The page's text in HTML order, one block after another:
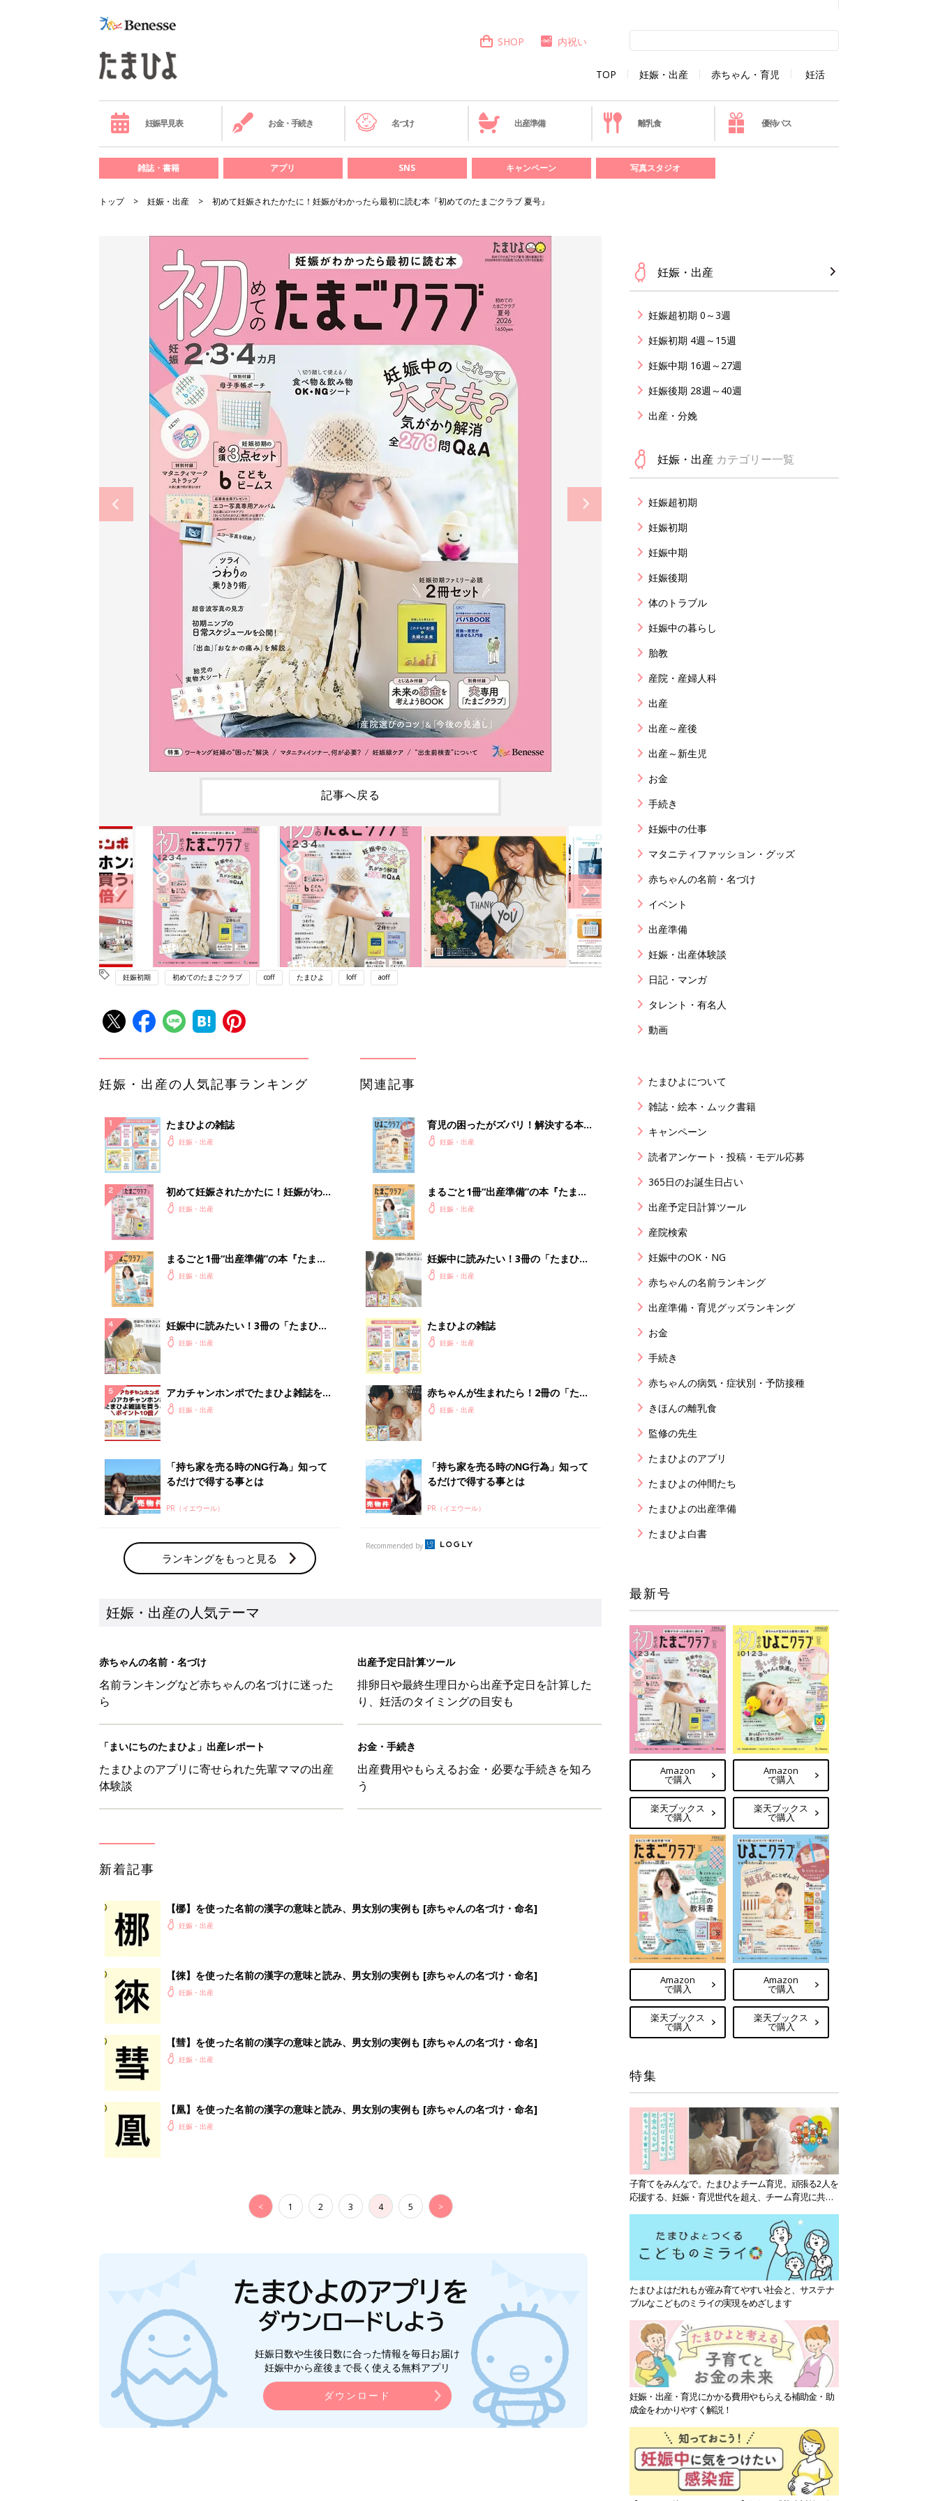
TOP 妊娠・出産 赤ちゃん・育児 妊活
SHOP 内祝い
妊娠早見表 お金・手続き 名づけ 出産準備 離乳食 優待パス
雑誌・書籍 アプリ SNS キャンペーン 写真スタジオ
トップ 妊娠・出産 初めて妊娠されたかたに！妊娠がわかったら最初に読む本『初めてのたまごクラブ 夏号』
記事へ戻る
妊娠初期 初めてのたまごクラブ coff たまひよ loff aoff
妊娠・出産の人気記事ランキング
たまひよの雑誌
妊娠・出産
初めて妊娠されたかたに！妊娠がわか
ったら最初に読む本『初めてのたまご
妊娠・出産
まるごと1冊“出産準備”の本『たまご
クラブ 夏号』〈スペシャル大特集〉
妊娠・出産
妊娠中に読みたい！3冊の「たまひ
よ」妊娠・出産
アカチャンホンポでたまひよ雑誌を買
うとポイント10倍【期間限定】
妊娠・出産
「持ち家を売る時のNG行為」知って
るだけで得する事とは
PR（イエウール）
ランキングをもっと見る
関連記事
育児の困ったがズバリ！解決する本
『ひよこクラブ 秋号』 4カ月～2才
妊娠・出産
まるごと1冊“出産準備”の本『たまご
クラブ 夏号』〈スペシャル大特集〉
妊娠・出産
妊娠中に読みたい！3冊の「たまひ
よ」妊娠・出産
たまひよの雑誌
妊娠・出産
赤ちゃんが生まれたら！2冊の「たま
ひよ」
妊娠・出産
「持ち家を売る時のNG行為」知って
るだけで得する事とは
PR（イエウール）
Recommended by
妊娠・出産の人気テーマ
赤ちゃんの名前・名づけ
名前ランキングなど赤ちゃんの名づけに迷った
ら
出産予定日計算ツール
排卵日や最終生理日から出産予定日を計算した
り、妊活のタイミングの目安も
「まいにちのたまひよ」出産レポート
たまひよのアプリに寄せられた先輩ママの出産
体験談
お金・手続き
出産費用やもらえるお金・必要な手続きを知ろ
う
新着記事
【梛】を使った名前の漢字の意味と読み、男女別の実例も [赤ちゃんの名づけ・命名]
妊娠・出産
【徠】を使った名前の漢字の意味と読み、男女別の実例も [赤ちゃんの名づけ・命名]
妊娠・出産
【彗】を使った名前の漢字の意味と読み、男女別の実例も [赤ちゃんの名づけ・命名]
妊娠・出産
【凰】を使った名前の漢字の意味と読み、男女別の実例も [赤ちゃんの名づけ・命名]
妊娠・出産
< 1 2 3 4 5 >
妊娠日数や生後日数に合った情報を毎日お届け
妊娠中から産後まで長く使える無料アプリ
ダウンロード
妊娠・出産
妊娠超初期 0～3週
妊娠初期 4週～15週
妊娠中期 16週～27週
妊娠後期 28週～40週
出産・分娩
妊娠・出産 カテゴリー一覧
妊娠超初期
妊娠初期
妊娠中期
妊娠後期
体のトラブル
妊娠中の暮らし
胎教
産院・産婦人科
出産
出産～産後
出産～新生児
お金
手続き
妊娠中の仕事
マタニティファッション・グッズ
赤ちゃんの名前・名づけ
イベント
出産準備
妊娠・出産体験談
日記・マンガ
タレント・有名人
動画
たまひよについて
雑誌・絵本・ムック書籍
キャンペーン
読者アンケート・投稿・モデル応募
365日のお誕生日占い
出産予定日計算ツール
産院検索
妊娠中のOK・NG
赤ちゃんの名前ランキング
出産準備・育児グッズランキング
お金
手続き
赤ちゃんの病気・症状別・予防接種
きほんの離乳食
監修の先生
たまひよのアプリ
たまひよの仲間たち
たまひよの出産準備
たまひよ白書
最新号
Amazon
で購入
楽天ブックス
で購入
Amazon
で購入
楽天ブックス
で購入
Amazon
で購入
楽天ブックス
で購入
Amazon
で購入
楽天ブックス
で購入
特集
子育てをみんなで。たまひよチーム育児。頑張る2人を
応援する、妊娠・育児世代を超え、チーム育児に共感
たまひよはだれもが産み育てやすい社会と、サステナ
ブルなこどものミライの実現をめざします
妊娠・出産・育児にかかる費用やもらえる補助金・助
成金をわかりやすく解説！